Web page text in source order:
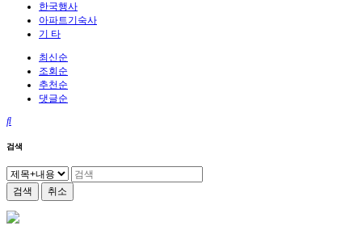
한국행사
아파트기숙사
기 타
최신순
조회순
추천순
댓글순
검색
검색 취소